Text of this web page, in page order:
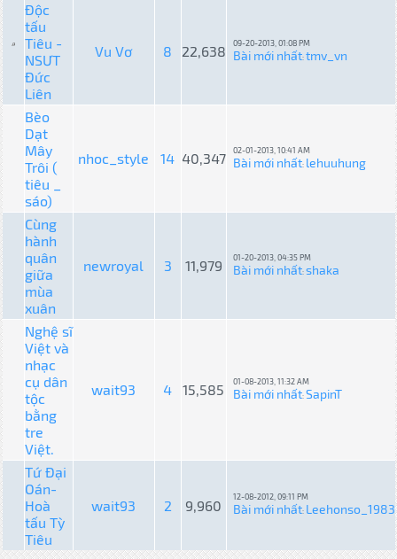
Độc
tấu
Tiêu -
NSƯT
Đức
Liên
Vu Vơ 8 22,638 09-20-2013, 01:08 PM
Bài mới nhất:tmv_vn
Bèo
Dạt
Mây
Trôi (
tiêu _
sáo)
nhoc_style 14 40,347 02-01-2013, 10:41 AM
Bài mới nhất: lehuuhung
Cùng
hành
quân
giữa
mùa
xuân
newroyal 3 11,979 01-20-2013, 04:35 PM
Bài mới nhất:shaka
Nghệ sĩ
Việt và
nhạc
cụ dân
tộc
bằng
tre
Việt.
wait93 4 15,585 01-08-2013, 11:32 AM
Bài mới nhất:SapinT
Tứ Đại
Oán-
Hoà
tấu Tỳ
Tiêu
wait93 2 9,960
12-08-2012, 09:11 PM
Bài mới nhất: Leehonso_1983